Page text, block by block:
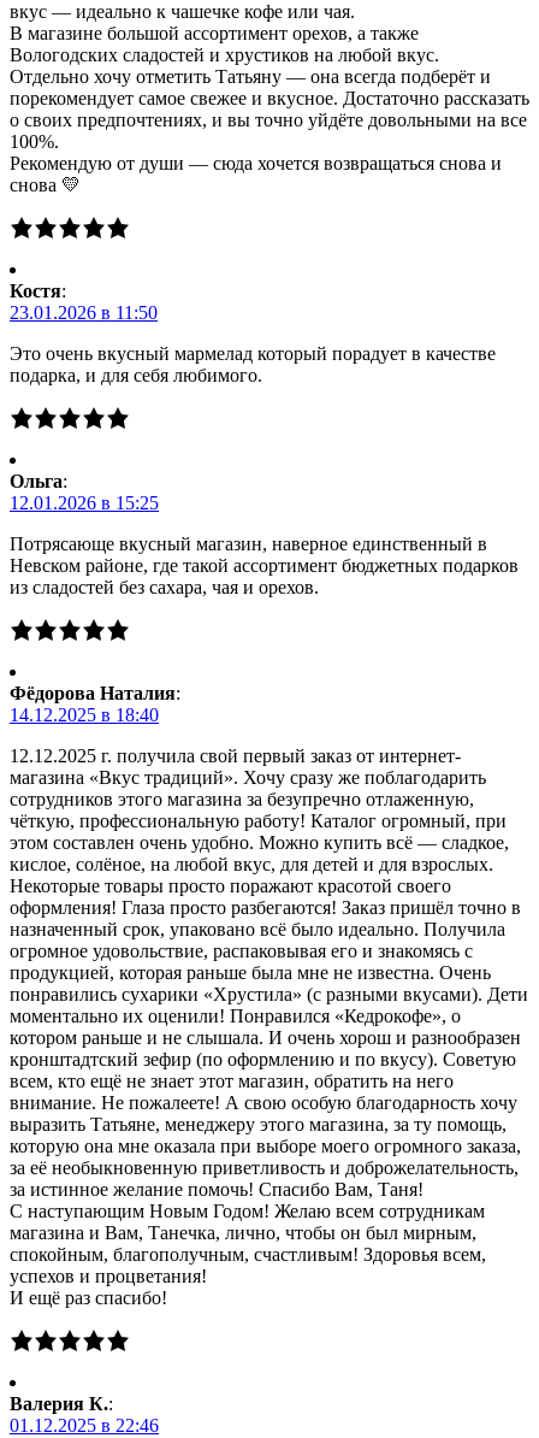
вкус — идеально к чашечке кофе или чая.
В магазине большой ассортимент орехов, а также
Вологодских сладостей и хрустиков на любой вкус.
Отдельно хочу отметить Татьяну — она всегда подберёт и
порекомендует самое свежее и вкусное. Достаточно рассказать
о своих предпочтениях, и вы точно уйдёте довольными на все
100%.
Рекомендую от души — сюда хочется возвращаться снова и
снова 💛
Костя:
23.01.2026 в 11:50
Это очень вкусный мармелад который порадует в качестве
подарка, и для себя любимого.
Ольга:
12.01.2026 в 15:25
Потрясающе вкусный магазин, наверное единственный в
Невском районе, где такой ассортимент бюджетных подарков
из сладостей без сахара, чая и орехов.
Фёдорова Наталия:
14.12.2025 в 18:40
12.12.2025 г. получила свой первый заказ от интернет-
магазина «Вкус традиций». Хочу сразу же поблагодарить
сотрудников этого магазина за безупречно отлаженную,
чёткую, профессиональную работу! Каталог огромный, при
этом составлен очень удобно. Можно купить всё — сладкое,
кислое, солёное, на любой вкус, для детей и для взрослых.
Некоторые товары просто поражают красотой своего
оформления! Глаза просто разбегаются! Заказ пришёл точно в
назначенный срок, упаковано всё было идеально. Получила
огромное удовольствие, распаковывая его и знакомясь с
продукцией, которая раньше была мне не известна. Очень
понравились сухарики «Хрустила» (с разными вкусами). Дети
моментально их оценили! Понравился «Кедрокофе», о
котором раньше и не слышала. И очень хорош и разнообразен
кронштадтский зефир (по оформлению и по вкусу). Советую
всем, кто ещё не знает этот магазин, обратить на него
внимание. Не пожалеете! А свою особую благодарность хочу
выразить Татьяне, менеджеру этого магазина, за ту помощь,
которую она мне оказала при выборе моего огромного заказа,
за её необыкновенную приветливость и доброжелательность,
за истинное желание помочь! Спасибо Вам, Таня!
С наступающим Новым Годом! Желаю всем сотрудникам
магазина и Вам, Танечка, лично, чтобы он был мирным,
спокойным, благополучным, счастливым! Здоровья всем,
успехов и процветания!
И ещё раз спасибо!
Валерия К.:
01.12.2025 в 22:46